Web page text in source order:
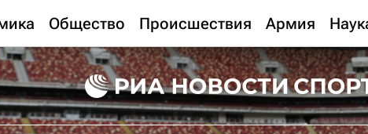
Общество Происшествия Армия